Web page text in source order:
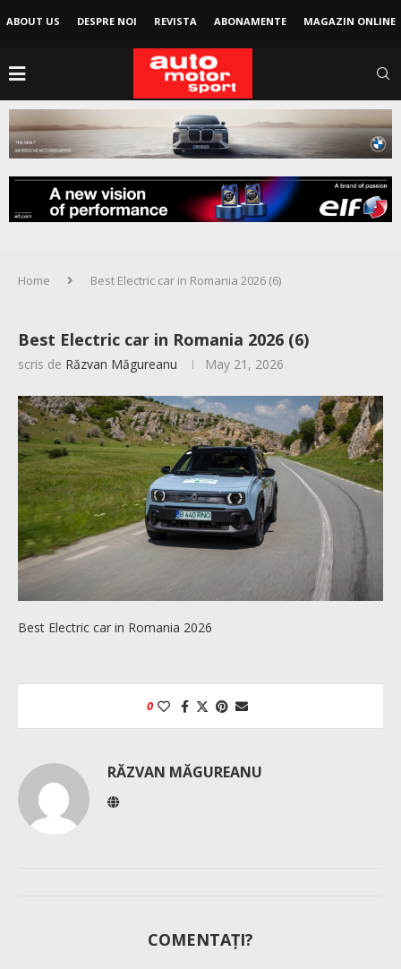
ABOUT US DESPRE NOI REVISTA ABONAMENTE MAGAZIN ONLINE
Home Best Electric car in Romania 2026 (6)
Best Electric car in Romania 2026 (6)
scris de Răzvan Măgureanu May 21, 2026
Best Electric car in Romania 2026
0
RĂZVAN MĂGUREANU
COMENTAȚI?